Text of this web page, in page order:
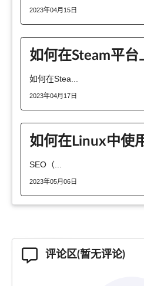
2023年04月15日
如何在Stea...
2023年04月17日
SEO（...
2023年05月06日
评论区(暂无评论)